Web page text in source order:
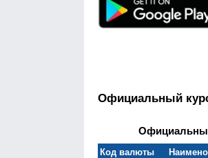
Официальный
Код валюты